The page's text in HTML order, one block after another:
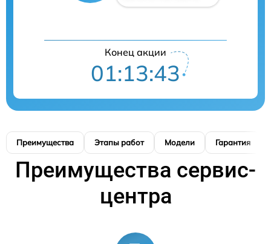
Конец акции
01:13:42
Преимущества Этапы работ Модели Гарантия
Преимущества сервис-
центра